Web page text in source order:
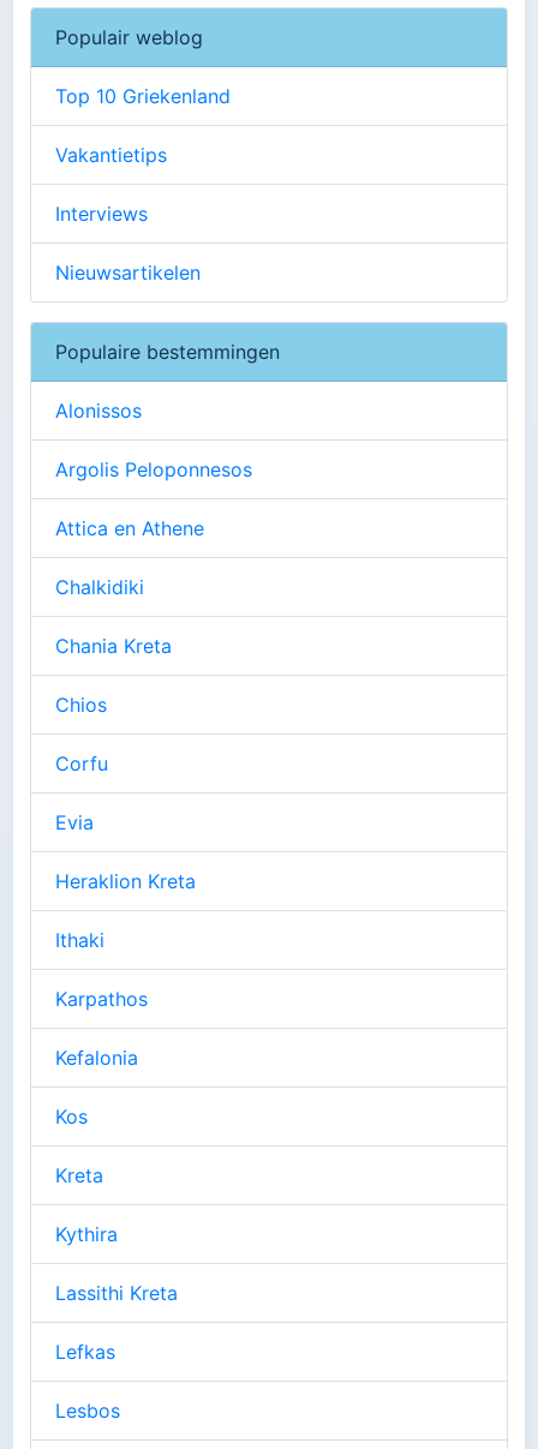
Populair weblog
Top 10 Griekenland
Vakantietips
Interviews
Nieuwsartikelen
Populaire bestemmingen
Alonissos
Argolis Peloponnesos
Attica en Athene
Chalkidiki
Chania Kreta
Chios
Corfu
Evia
Heraklion Kreta
Ithaki
Karpathos
Kefalonia
Kos
Kreta
Kythira
Lassithi Kreta
Lefkas
Lesbos